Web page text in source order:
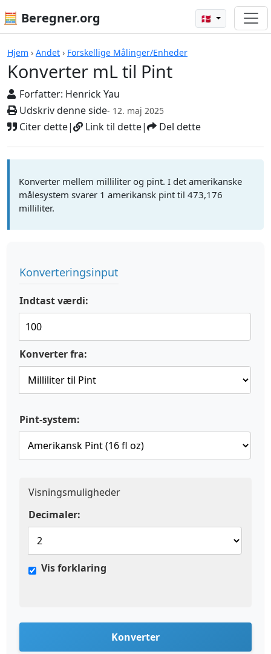
🧮 Beregner.org 🇩🇰
Hjem › Andet › Forskellige Målinger/Enheder
Konverter mL til Pint
Forfatter: Henrick Yau
Udskriv denne side- 12. maj 2025
Citer dette| Link til dette| Del dette
Beregnere
Konverter mellem milliliter og pint. I det amerikanske
målesystem svarer 1 amerikansk pint til 473,176
milliliter.
Konverteringsinput
Indtast værdi:
Konverter fra:
Pint-system:
Visningsmuligheder
Decimaler:
Vis forklaring
Konverter